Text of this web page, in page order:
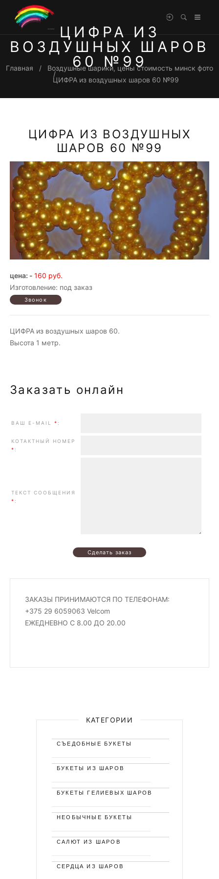
ЦИФРА ИЗ
ВОЗДУШНЫХ ШАРОВ
60 №99
Главная
Воздушные шарики, цены стоимость минск фото
ЦИФРА из воздушных шаров 60 №99
ЦИФРА ИЗ ВОЗДУШНЫХ
ШАРОВ 60 №99
цена: - 160 руб.
Изготовление: под заказ
ЦИФРА из воздушных шаров 60.
Высота 1 метр.
Заказать онлайн
ВАШ E-MAIL * :
КОТАКТНЫЙ НОМЕР
* :
ТЕКСТ СООБЩЕНИЯ
* :
ЗАКАЗЫ ПРИНИМАЮТСЯ ПО ТЕЛЕФОНАМ:
+375 29 6059063 Velcom
ЕЖЕДНЕВНО С 8.00 ДО 20.00
КАТЕГОРИИ
СЪЕДОБНЫЕ БУКЕТЫ
БУКЕТЫ ИЗ ШАРОВ
БУКЕТЫ ГЕЛИЕВЫХ ШАРОВ
НЕОБЫЧНЫЕ БУКЕТЫ
САЛЮТ ИЗ ШАРОВ
СЕРДЦА ИЗ ШАРОВ